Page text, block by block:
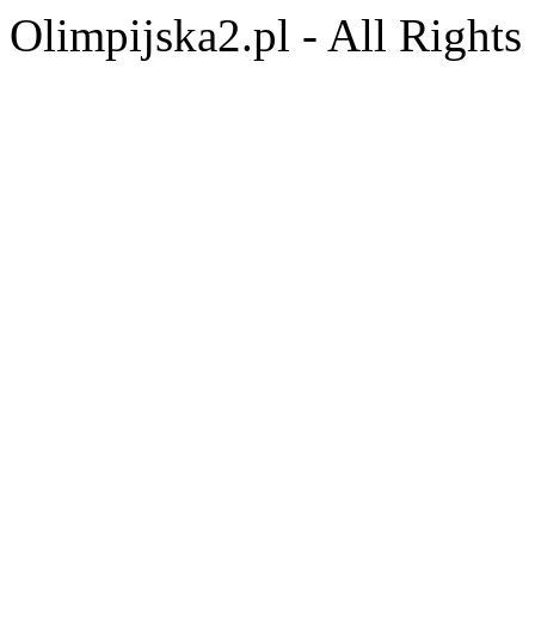
Olimpijska2.pl - All Rights